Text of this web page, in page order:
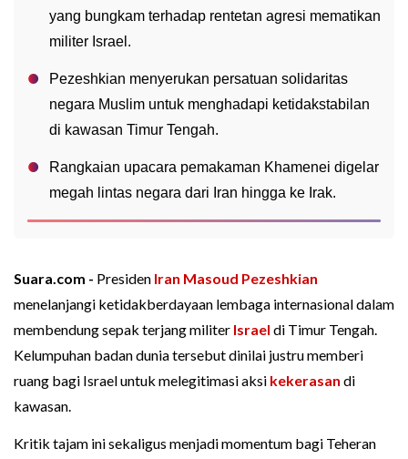
yang bungkam terhadap rentetan agresi mematikan
militer Israel.
Pezeshkian menyerukan persatuan solidaritas
negara Muslim untuk menghadapi ketidakstabilan
di kawasan Timur Tengah.
Rangkaian upacara pemakaman Khamenei digelar
megah lintas negara dari Iran hingga ke Irak.
Suara.com - Presiden Iran Masoud Pezeshkian
menelanjangi ketidakberdayaan lembaga internasional dalam
membendung sepak terjang militer Israel di Timur Tengah.
Kelumpuhan badan dunia tersebut dinilai justru memberi
ruang bagi Israel untuk melegitimasi aksi kekerasan di
kawasan.
Kritik tajam ini sekaligus menjadi momentum bagi Teheran